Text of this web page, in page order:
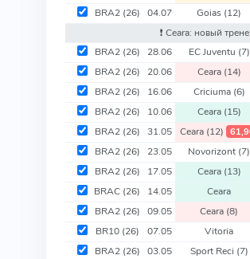
BRA2 (26) 04.07 Goias (12)
❗️ Ceara: новый
BRA2 (26) 28.06 EC Juventu (7)
BRA2 (26) 20.06 Ceara (14)
BRA2 (26) 16.06 Criciuma (6)
BRA2 (26) 10.06 Ceara (15)
BRA2 (26) 31.05 Ceara (12)
BRA2 (26) 23.05 Novorizont (7)
BRA2 (26) 17.05 Ceara (13)
BRAC (26) 14.05 Ceara
BRA2 (26) 09.05 Ceara (8)
BR10 (26) 07.05 Vitoria
BRA2 (26) 03.05 Sport Reci (7)